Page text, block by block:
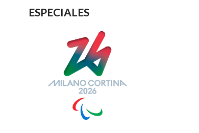
ESPECIALES